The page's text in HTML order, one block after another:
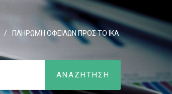
/
ΠΛΗΡΩΜΗ ΟΦΕΙΛΩΝ ΠΡΟΣ ΤΟ ΙΚΑ